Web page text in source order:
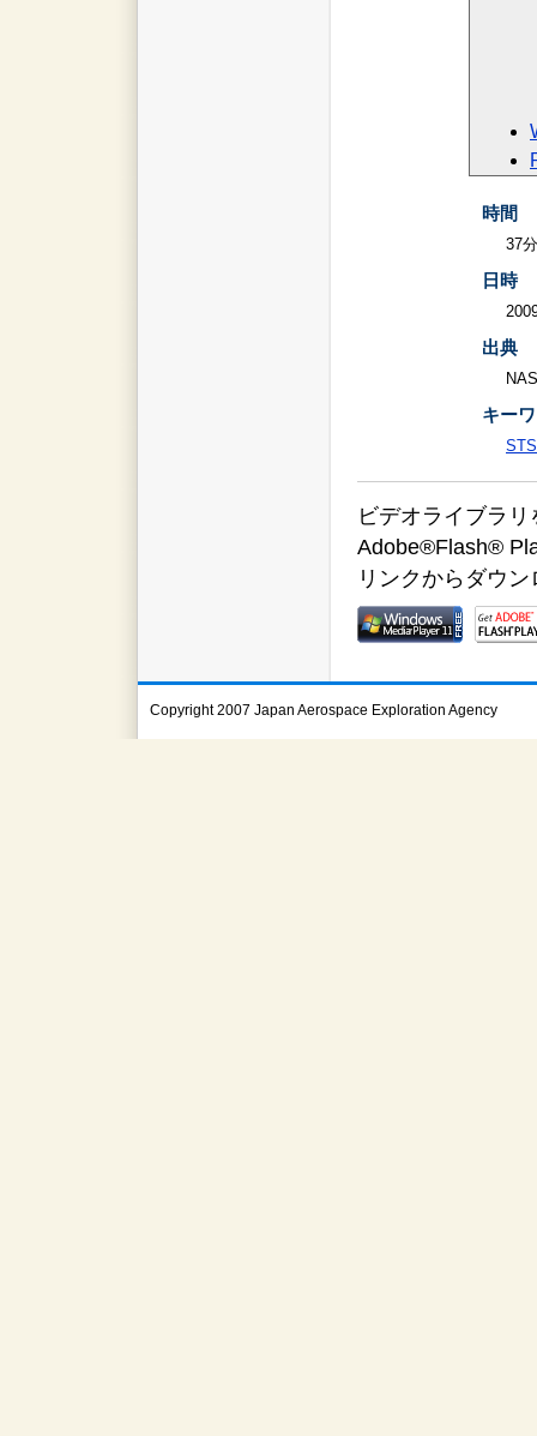
時間
37
日時
出典
キー
ビデオライブラ
Adobe®Flash®
リンクからダウ
Copyright 2007 Japan Aerospace Exploration Agency